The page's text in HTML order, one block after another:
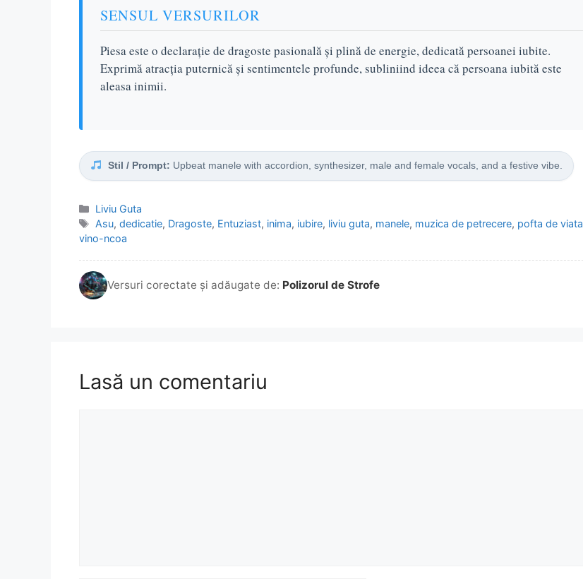
SENSUL VERSURILOR
Piesa este o declarație de dragoste pasională și plină de energie, dedicată persoanei iubite.
Exprimă atracția puternică și sentimentele profunde, subliniind ideea că persoana iubită este
aleasa inimii.
Stil / Prompt: Upbeat manele with accordion, synthesizer, male and female vocals, and a festive vibe.
Categorii
Liviu Guta
Etichete
Asu,dedicatie, Dragoste, Entuziast, inima, iubire, liviu guta, manele, muzica de petrecere, pofta de viata
vino-ncoa
Versuri corectate și adăugate de: Polizorul de Strofe
Lasă un comentariu